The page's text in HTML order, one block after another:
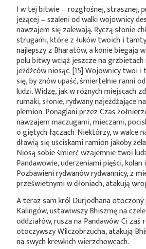
I w tej bitwie – rozgłośnej, strasznej,
jeżącej – szaleni od walki wojownicy
nawzajem się zalewają. Ryczą słonie
strugami, które z łuków twoich i
najlepszy z Bharatów, a konie biegają
polu bitwy wciąż jeszcze na
jeźdźców niosąc. [15] Wojownicy twoi
się, by znów upaść, śmiertelnie ranni
ludzi. Widzę, jak w różnych miejscach
rumaki, słonie, rydwany najeżdżające
plemion. Ponaglani przez Czas
nawzajem maczugami, mieczami,
o giętych łączach. Niektórzy, w walce
dławią się uściskami ramion jakoby
Niosą sobie śmierć wzajemnie twoi
Pandawowie, uderzeniami pięści, kolan
Pozbawieni rydwanów rydwannicy, z
prześwietnymi w dłoniach, atakują
A teraz sam król Durjodhana
Kalingów, ustawiwszy Bhiszmę na
oddziałów, rusza na Pandawów. Ci zaś
otoczywszy Wilczobrzucha, atakują
na swych krewkich wierzchowcach.